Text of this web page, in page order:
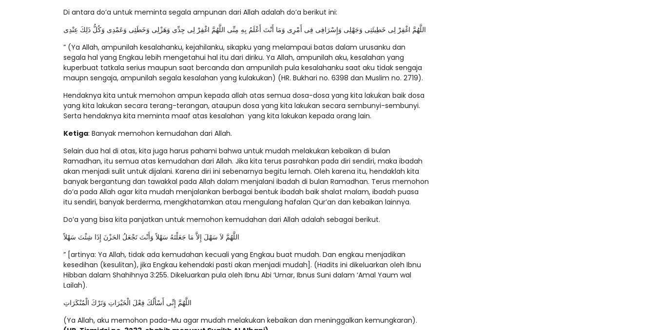
Di antara do’a untuk meminta segala ampunan dari Allah adalah do’a berikut ini:
اللَّهُمَّ اغْفِرْ لِى خَطِيئَتِى وَجَهْلِى وَإِسْرَافِى فِى أَمْرِى وَمَا أَنْتَ أَعْلَمُ بِهِ مِنِّى اللَّهُمَّ اغْفِرْ لِى جِدِّى وَهَزْلِى وَخَطَئِى وَعَمْدِى وَكُلُّ ذَلِكَ عِنْدِى
” (Ya Allah, ampunilah kesalahanku, kejahilanku, sikapku yang melampaui batas dalam urusanku dan
segala hal yang Engkau lebih mengetahui hal itu dari diriku. Ya Allah, ampunilah aku, kesalahan yang
kuperbuat tatkala serius maupun saat bercanda dan ampunilah pula kesalahanku saat aku tidak sengaja
maupn sengaja, ampunilah segala kesalahan yang kulakukan) (HR. Bukhari no. 6398 dan Muslim no. 2719).
Hendaknya kita untuk memohon ampun kepada allah atas semua dosa-dosa yang kita lakukan baik dosa
yang kita lakukan secara terang-terangan, ataupun dosa yang kita lakukan secara sembunyi-sembunyi.
Serta hendaknya kita meminta maaf atas kesalahan yang kita lakukan kepada orang lain.
Ketiga: Banyak memohon kemudahan dari Allah.
Selain dua hal di atas, kita juga harus pahami bahwa untuk mudah melakukan kebaikan di bulan
Ramadhan, itu semua atas kemudahan dari Allah. Jika kita terus pasrahkan pada diri sendiri, maka ibadah
akan menjadi sulit untuk dijalani. Karena diri ini sebenarnya begitu lemah. Oleh karena itu, hendaklah kita
banyak bergantung dan tawakkal pada Allah dalam menjalani ibadah di bulan Ramadhan. Terus memohon
do’a pada Allah agar kita mudah menjalankan berbagai bentuk ibadah baik shalat malam, ibadah puasa
itu sendiri, banyak berderma, mengkhatamkan atau mengulang hafalan Qur’an dan kebaikan lainnya.
Do’a yang bisa kita panjatkan untuk memohon kemudahan dari Allah adalah sebagai berikut.
اللَّهُمَّ لاَ سَهْلَ إِلاَّ مَا جَعَلْتَهُ سَهْلاً وَأَنْتَ تَجْعَلُ الحَزْنَ إِذَا شِئْتَ سَهْلاً
” [artinya: Ya Allah, tidak ada kemudahan kecuali yang Engkau buat mudah. Dan engkau menjadikan
kesedihan (kesulitan), jika Engkau kehendaki pasti akan menjadi mudah]. (Hadits ini dikeluarkan oleh Ibnu
Hibban dalam Shahihnya 3:255. Dikeluarkan pula oleh Ibnu Abi ‘Umar, Ibnus Suni dalam ‘Amal Yaum wal
Lailah).
اللَّهُمَّ إِنِّى أَسْأَلُكَ فِعْلَ الْخَيْرَاتِ وَتَرْكَ الْمُنْكَرَاتِ
(Ya Allah, aku memohon pada-Mu agar mudah melakukan kebaikan dan meninggalkan kemungkaran).